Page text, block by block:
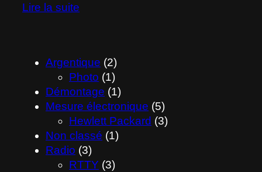
Lire la suite
Argentique (2)
Photo (1)
Démontage (1)
Mesure électronique (5)
Hewlett Packard (3)
Non classé (1)
Radio (3)
RTTY (3)